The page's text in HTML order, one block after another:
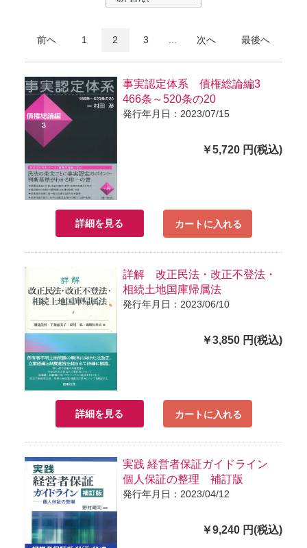
前へ 1 2 3 次へ 最後へ
事実認定体系 債権総論編3
466条～520条の20
発行年月日：2023/07/15
￥5,720 円(税込)
詳細を見る カートに入れる
詳解 改正民法・改正不登法・
相続土地国庫帰属法
発行年月日：2023/06/10
￥3,850 円(税込)
詳細を見る カートに入れる
実践 経営者保証ガイドライン
個人保証の整理 補訂版
発行年月日：2023/04/12
￥9,240 円(税込)